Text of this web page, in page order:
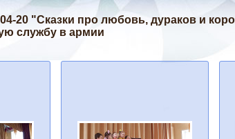
20 "Сказки про любовь, дураков и
службу в армии